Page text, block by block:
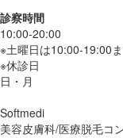
診察時間
10:00-20:00
※土曜日は10:00-19:00
※休診日
日・月
Softmedi
美容皮膚科/医療脱毛コ